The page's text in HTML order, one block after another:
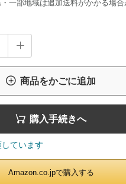
一部地域は追加送料がかかる場合

 商品をかごに追加
 購入手続きへ
ています
Amazon.co.jpで購入する